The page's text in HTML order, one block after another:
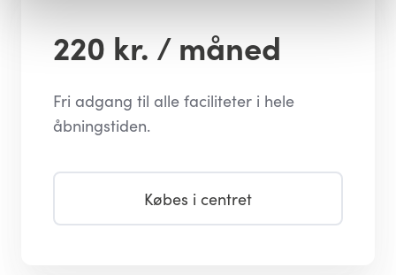
220 kr. / måned
Fri adgang til alle faciliteter i hele
åbningstiden.
Købes i centret